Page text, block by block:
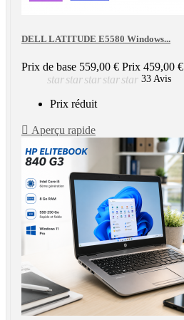
DELL LATITUDE E5580 Windows...
Prix de base 559,00 € Prix 459,00 €
starstarstarstarstar 33 Avis
Prix réduit
 Aperçu rapide